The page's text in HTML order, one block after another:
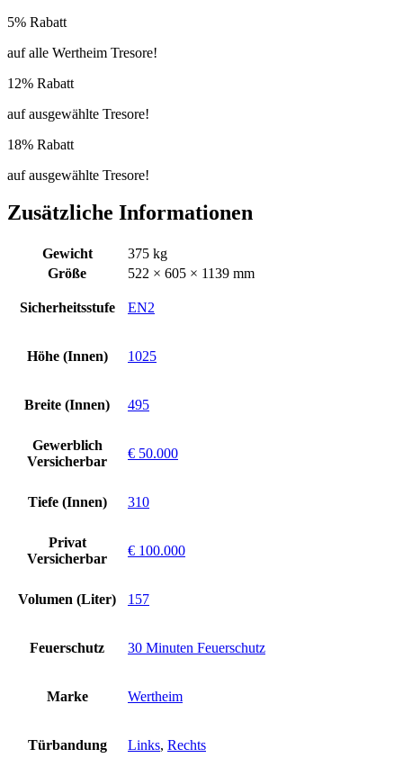
5% Rabatt
auf alle Wertheim Tresore!
12% Rabatt
auf ausgewählte Tresore!
18% Rabatt
auf ausgewählte Tresore!
Zusätzliche Informationen
Gewicht
375 kg
Größe
522 × 605 × 1139 mm
Sicherheitsstufe EN2
Höhe (Innen) 1025
Breite (Innen) 495
Gewerblich
Versicherbar
€ 50.000
Tiefe (Innen) 310
Privat
Versicherbar
€ 100.000
Volumen (Liter) 157
Feuerschutz 30 Minuten Feuerschutz
Marke Wertheim
Türbandung Links, Rechts